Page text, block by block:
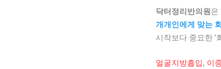
닥터정리반의원은
개개인에게 맞는
시작보다 중요한 ‘
얼굴지방흡입, 이